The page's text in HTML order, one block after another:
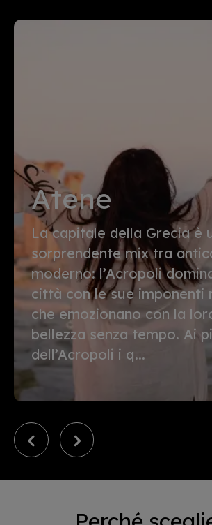
Atene
La capitale della Grecia è
sorprendente mix tra
moderno: l’Acropoli
città con le sue imponenti
che emozionano con la
bellezza senza tempo. Ai
dell’Acropoli i q...